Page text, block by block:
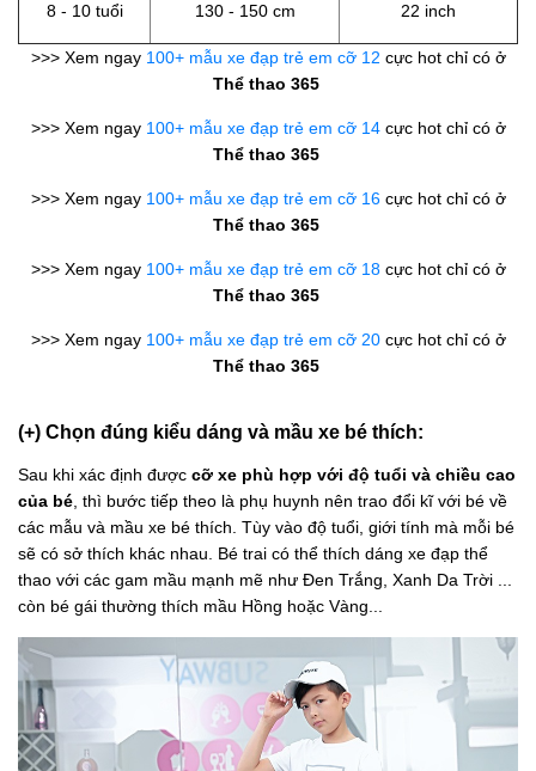
8 - 10 tuổi 130 - 150 cm 22 inch
>>> Xem ngay 100+ mẫu xe đạp trẻ em cỡ 12 cực hot chỉ có ở
Thể thao 365
>>> Xem ngay 100+ mẫu xe đạp trẻ em cỡ 14cực hot chỉ có ở
Thể thao 365
>>> Xem ngay 100+ mẫu xe đạp trẻ em cỡ 16cực hot chỉ có ở
Thể thao 365
>>> Xem ngay 100+ mẫu xe đạp trẻ em cỡ 18cực hot chỉ có ở
Thể thao 365
>>> Xem ngay 100+ mẫu xe đạp trẻ em cỡ 20cực hot chỉ có ở
Thể thao 365
(+) Chọn đúng kiểu dáng và mầu xe bé thích:
Sau khi xác định được cỡ xe phù hợp với độ tuổi và chiều cao
của bé , thì bước tiếp theo là phụ huynh nên trao đổi kĩ với bé về
các mẫu và mầu xe bé thích. Tùy vào độ tuổi, giới tính mà mỗi bé
sẽ có sở thích khác nhau. Bé trai có thể thích dáng xe đạp thể
thao với các gam mầu mạnh mẽ như Đen Trắng, Xanh Da Trời ...
còn bé gái thường thích mầu Hồng hoặc Vàng...